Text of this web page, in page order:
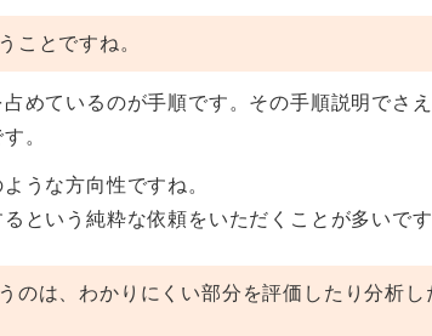
ことですね。
めているのが手順です。その手順説明でさ
。
うな方向性ですね。
という純粋な依頼をいただくことが多いです
のは、わかりにくい部分を評価したり分析